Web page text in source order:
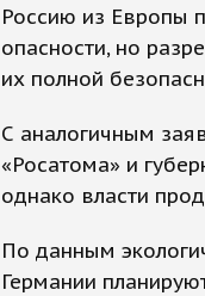
Россию из Европы
опасности, но
их полной
С аналогичным
«Росатома» и
однако власти
По данным
Германии